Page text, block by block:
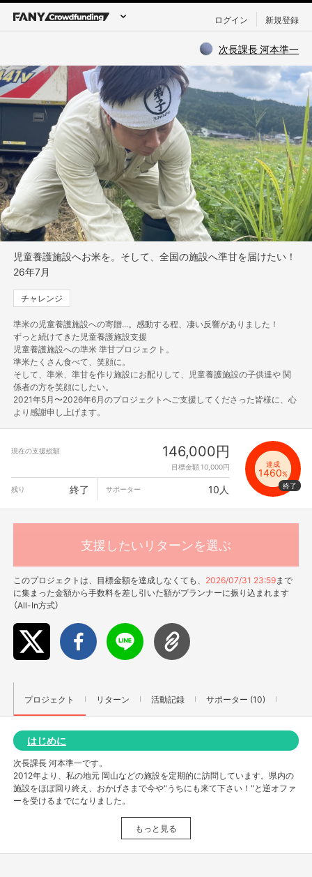
ログイン 新規登録
次長課長 河本準一
児童養護施設へお米を。そして、全国の施設へ準甘を届けたい！
26年7月
チャレンジ
準米の児童養護施設への寄贈...。感動する程、凄い反響がありました！
ずっと続けてきた児童養護施設支援
児童養護施設への準米 準甘プロジェクト。
準米たくさん食べて、笑顔に。
そして、準米、準甘を作り施設にお配りして、児童養護施設の子供達や 関
係者の方を笑顔にしたい。
2021年5月〜2026年6月のプロジェクトへご支援してくださった皆様に、心
より感謝申し上げます。
現在の支援総額 146,000円
目標金額 10,000円 達成
1460%
残り
終了 サポーター 10人
支援したいリターンを選ぶ
このプロジェクトは、目標金額を達成しなくても、 2026/07/31 23:59まで
に集まった金額から手数料を差し引いた額がプランナーに振り込まれます
（All-In方式）
プロジェクト リターン 活動記録 サポーター (10)
はじめに
次長課長 河本準一です。
2012年より、私の地元 岡山などの施設を定期的に訪問しています。県内の
施設をほぼ回り終え、おかげさまで今や"うちにも来て下さい！"と逆オファ
ーを受けるまでになりました。
幾度も訪問していると、児童養護施設の子供達や
施設に勤める関係者の方々の気持ちが伝わってきたり、
苦労が目に止まりました。
もっと見る